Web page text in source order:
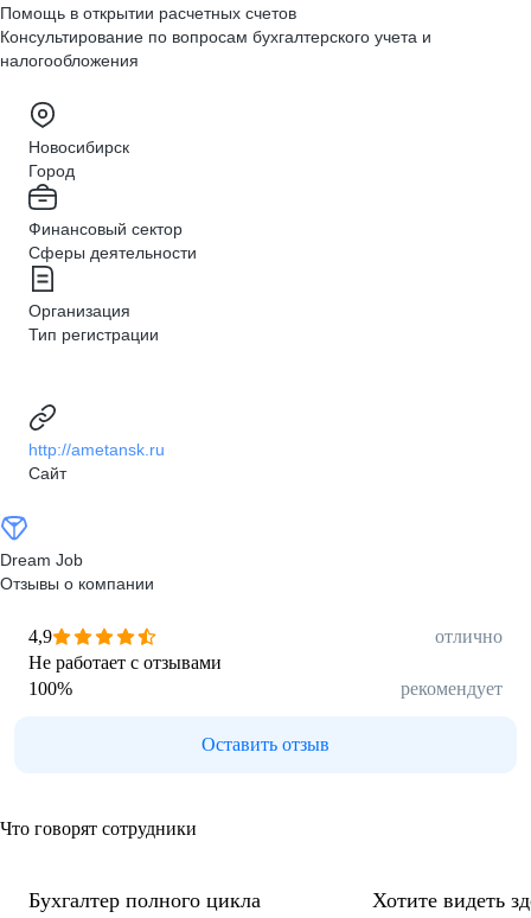
Помощь в открытии расчетных счетов
Консультирование по вопросам бухгалтерского учета и
налогообложения
Новосибирск
Город
Финансовый сектор
Сферы деятельности
Организация
Тип регистрации
http://ametansk.ru
Сайт
Dream Job
Отзывы о компании
4,9
отлично
Не работает с отзывами
100% рекомендует
Оставить отзыв
Что говорят сотрудники
Бухгалтер полного цикла
Хотите видеть